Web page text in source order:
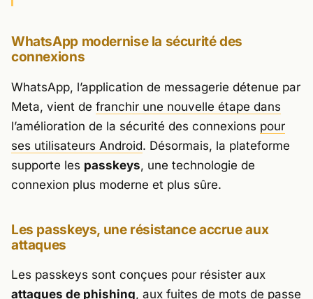
WhatsApp modernise la sécurité des
connexions
WhatsApp, l’application de messagerie détenue par
Meta, vient de franchir une nouvelle étape dans
l’amélioration de la sécurité des connexions pour
ses utilisateurs Android. Désormais, la plateforme
supporte les passkeys, une technologie de
connexion plus moderne et plus sûre.
Les passkeys, une résistance accrue aux
attaques
Les passkeys sont conçues pour résister aux
attaques de phishing, aux fuites de mots de passe